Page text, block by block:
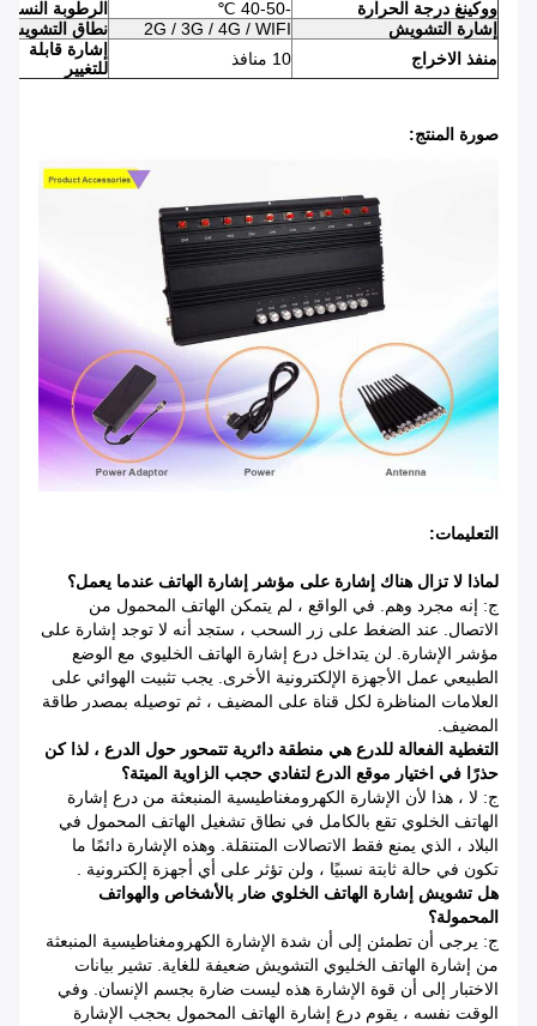
ووكينغ درجة الحرارة -40-50 ℃
الرطوبة النسبية
إشارة التشويش
2G / 3G / 4G / WIFI
نطاق التشويش
منفذ الاخراج
10 منافذ
إشارة قابلة
للتغيير
صورة المنتج:
التعليمات:
لماذا لا تزال هناك إشارة على مؤشر إشارة الهاتف عندما يعمل؟
ج: إنه مجرد وهم. في الواقع ، لم يتمكن الهاتف المحمول من
الاتصال. عند الضغط على زر السحب ، ستجد أنه لا توجد إشارة على
مؤشر الإشارة. لن يتداخل درع إشارة الهاتف الخليوي مع الوضع
الطبيعي عمل الأجهزة الإلكترونية الأخرى. يجب تثبيت الهوائي على
العلامات المناظرة لكل قناة على المضيف ، ثم توصيله بمصدر طاقة
المضيف.
التغطية الفعالة للدرع هي منطقة دائرية تتمحور حول الدرع ، لذا كن
حذرًا في اختيار موقع الدرع لتفادي حجب الزاوية الميتة؟
ج: لا ، هذا لأن الإشارة الكهرومغناطيسية المنبعثة من درع إشارة
الهاتف الخلوي تقع بالكامل في نطاق تشغيل الهاتف المحمول في
البلاد ، الذي يمنع فقط الاتصالات المتنقلة. وهذه الإشارة دائمًا ما
تكون في حالة ثابتة نسبيًا ، ولن تؤثر على أي أجهزة إلكترونية .
هل تشويش إشارة الهاتف الخلوي ضار بالأشخاص والهواتف
المحمولة؟
ج: يرجى أن تطمئن إلى أن شدة الإشارة الكهرومغناطيسية المنبعثة
من إشارة الهاتف الخليوي التشويش ضعيفة للغاية. تشير بيانات
الاختبار إلى أن قوة الإشارة هذه ليست ضارة بجسم الإنسان. وفي
الوقت نفسه ، يقوم درع إشارة الهاتف المحمول بحجب الإشارة